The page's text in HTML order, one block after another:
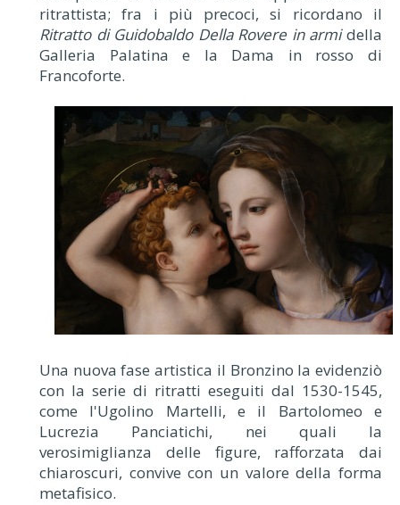
ritrattista; fra i più precoci, si ricordano il
Ritratto di Guidobaldo Della Rovere in armidella
Galleria Palatina e la Dama in rosso di
Francoforte.
Una nuova fase artistica il Bronzino la evidenziò
con la serie di ritratti eseguiti dal 1530-1545,
come l'Ugolino Martelli, e il Bartolomeo e
Lucrezia Panciatichi, nei quali la
verosimiglianza delle figure, rafforzata dai
chiaroscuri, convive con un valore della forma
metafisico.